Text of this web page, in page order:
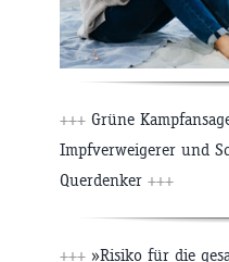
+++ Grüne
Impfverweigerer und
Querdenker +++
+++ »Risiko für die